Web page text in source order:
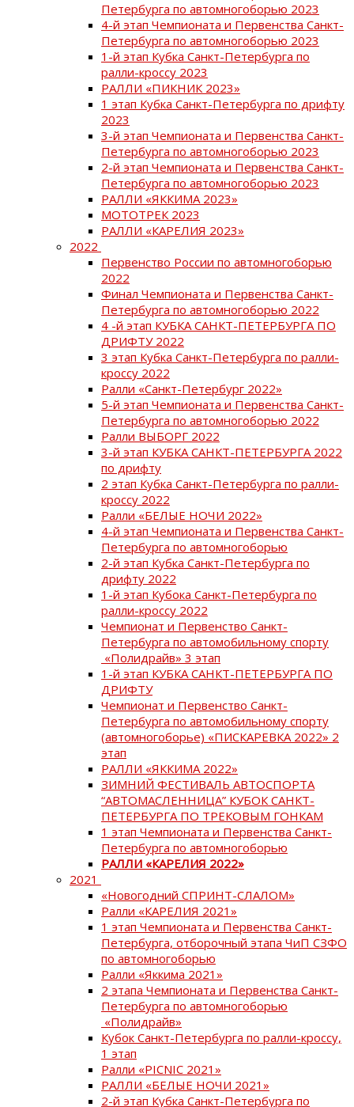
Петербурга по автомногоборью 2023
4-й этап Чемпионата и Первенства Санкт-
Петербурга по автомногоборью 2023
1-й этап Кубка Санкт-Петербурга по
ралли-кроссу 2023
РАЛЛИ «ПИКНИК 2023»
1 этап Кубка Санкт-Петербурга по дрифту
2023
3-й этап Чемпионата и Первенства Санкт-
Петербурга по автомногоборью 2023
2-й этап Чемпионата и Первенства Санкт-
Петербурга по автомногоборью 2023
РАЛЛИ «ЯККИМА 2023»
МОТОТРЕК 2023
РАЛЛИ «КАРЕЛИЯ 2023»
2022
Первенство России по автомногоборью
2022
Финал Чемпионата и Первенства Санкт-
Петербурга по автомногоборью 2022
4 -й этап КУБКА САНКТ-ПЕТЕРБУРГА ПО
ДРИФТУ 2022
3 этап Кубка Санкт-Петербурга по ралли-
кроссу 2022
Ралли «Санкт-Петербург 2022»
5-й этап Чемпионата и Первенства Санкт-
Петербурга по автомногоборью 2022
Ралли ВЫБОРГ 2022
3-й этап КУБКА САНКТ-ПЕТЕРБУРГА 2022
по дрифту
2 этап Кубка Санкт-Петербурга по ралли-
кроссу 2022
Ралли «БЕЛЫЕ НОЧИ 2022»
4-й этап Чемпионата и Первенства Санкт-
Петербурга по автомногоборью
2-й этап Кубка Санкт-Петербурга по
дрифту 2022
1-й этап Кубока Санкт-Петербурга по
ралли-кроссу 2022
Чемпионат и Первенство Санкт-
Петербурга по автомобильному спорту
«Полидрайв» 3 этап
1-й этап КУБКА САНКТ-ПЕТЕРБУРГА ПО
ДРИФТУ
Чемпионат и Первенство Санкт-
Петербурга по автомобильному спорту
(автомногоборье) «ПИСКАРЕВКА 2022» 2
этап
РАЛЛИ «ЯККИМА 2022»
ЗИМНИЙ ФЕСТИВАЛЬ АВТОСПОРТА
“АВТОМАСЛЕННИЦА” КУБОК САНКТ-
ПЕТЕРБУРГА ПО ТРЕКОВЫМ ГОНКАМ
1 этап Чемпионата и Первенства Санкт-
Петербурга по автомногоборью
РАЛЛИ «КАРЕЛИЯ 2022»
2021
«Новогодний СПРИНТ-СЛАЛОМ»
Ралли «КАРЕЛИЯ 2021»
1 этап Чемпионата и Первенства Санкт-
Петербурга, отборочный этапа ЧиП СЗФО
по автомногоборью
Ралли «Яккима 2021»
2 этапа Чемпионата и Первенства Санкт-
Петербурга по автомногоборью
«Полидрайв»
Кубок Санкт-Петербурга по ралли-кроссу,
1 этап
Ралли «PICNIC 2021»
РАЛЛИ «БЕЛЫЕ НОЧИ 2021»
2-й этап Кубка Санкт-Петербурга по